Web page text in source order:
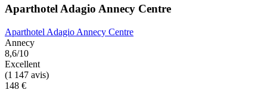
Aparthotel Adagio Annecy Centre
Aparthotel Adagio Annecy Centre
Annecy
8,6/10
Excellent
(1 147 avis)
148 €